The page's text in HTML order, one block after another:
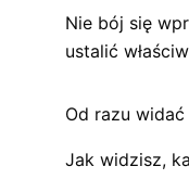
Nie bój się
ustalić
Od razu
Jak widzisz,